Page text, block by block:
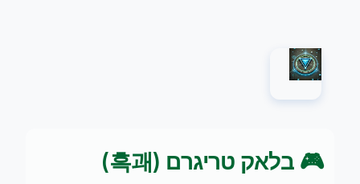
🎮 בלאק טריגרם (흑괘)